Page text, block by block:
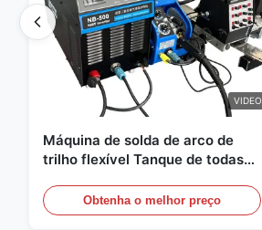
VIDEO
Máquina de solda de arco de
trilho flexível Tanque de todas
máquinas de construção
Obtenha o melhor preço